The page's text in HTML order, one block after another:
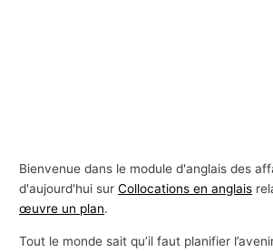
Bienvenue dans le module d'anglais des
d'aujourd'hui surCollocations en anglais
œuvre un plan.
Tout le monde sait qu’il faut planifier